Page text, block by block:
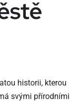
historii, kterou
svými přírodními